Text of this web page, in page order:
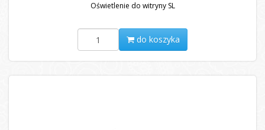
Oświetlenie do witryny SL
do koszyka